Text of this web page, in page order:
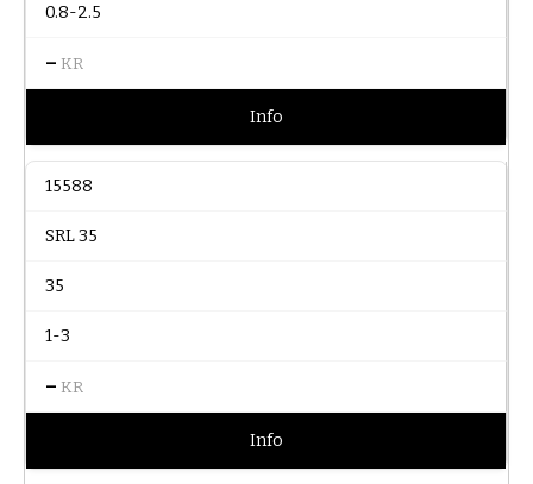
0.8-2.5
– KR
Info
15588
SRL 35
35
1-3
– KR
Info